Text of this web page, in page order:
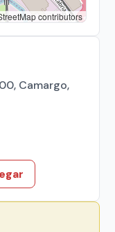
contributors
Camargo,